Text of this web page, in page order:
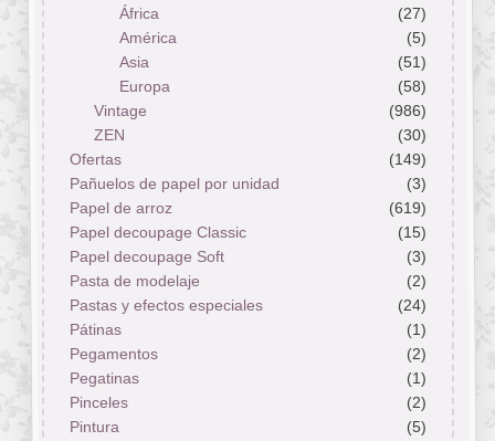
África
(27)
América
(5)
Asia
(51)
Europa
(58)
Vintage
(986)
ZEN
(30)
Ofertas
(149)
Pañuelos de papel por unidad
(3)
Papel de arroz
(619)
Papel decoupage Classic
(15)
Papel decoupage Soft
(3)
Pasta de modelaje
(2)
Pastas y efectos especiales
(24)
Pátinas
(1)
Pegamentos
(2)
Pegatinas
(1)
Pinceles
(2)
Pintura
(5)